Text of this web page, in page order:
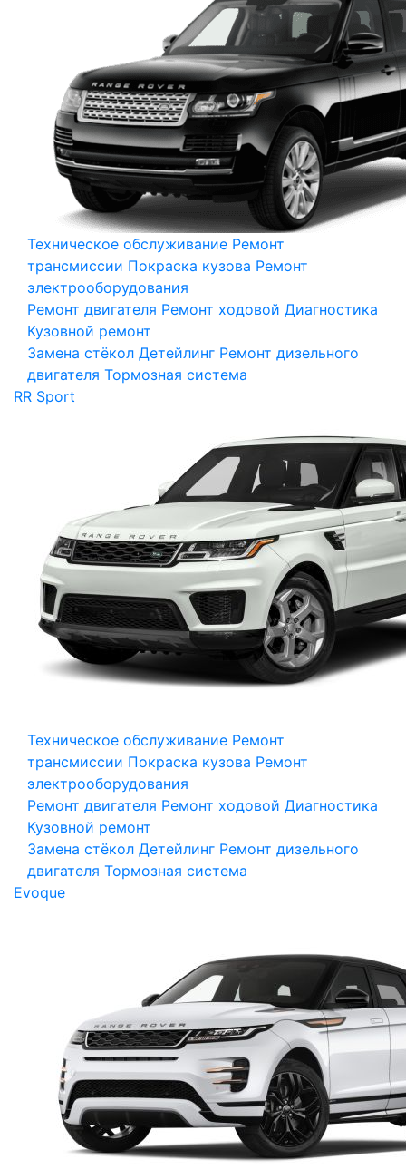
Техническое обслуживание Ремонт
трансмиссии Покраска кузова Ремонт
электрооборудования
Ремонт двигателя Ремонт ходовой Диагностика
Кузовной ремонт
Замена стёкол Детейлинг Ремонт дизельного
двигателя Тормозная система
RR Sport
Техническое обслуживание Ремонт
трансмиссии Покраска кузова Ремонт
электрооборудования
Ремонт двигателя Ремонт ходовой Диагностика
Кузовной ремонт
Замена стёкол Детейлинг Ремонт дизельного
двигателя Тормозная система
Evoque